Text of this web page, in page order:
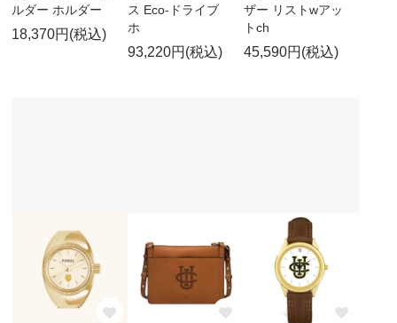
ルダー ホルダー
18,370円(税込)
ス Eco-ドライブ
ホ
93,220円(税込)
ザー リストwアッ
トch
45,590円(税込)